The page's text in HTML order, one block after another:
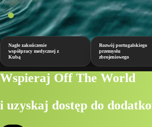
Nagłe zakończenie
współpracy medycznej z
Kubą
Rozwój portugalskiego
przemysłu
zbrojeniowego
Wspieraj Off The World
i uzyskaj dostęp do